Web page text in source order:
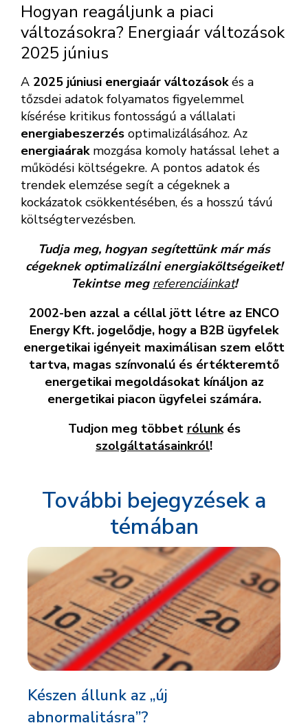
Hogyan reagáljunk a piaci
változásokra? Energiaár változások
2025 június
A 2025 júniusi energiaár változásokés a
tőzsdei adatok folyamatos figyelemmel
kísérése kritikus fontosságú a vállalati
energiabeszerzés optimalizálásához. Az
energiaárakmozgása komoly hatással lehet a
működési költségekre. A pontos adatok és
trendek elemzése segít a cégeknek a
kockázatok csökkentésében, és a hosszú távú
költségtervezésben.
Tudja meg, hogyan segítettünk már más
cégeknek optimalizálni energiaköltségeiket!
Tekintse meg referenciáinkat!
2002-ben azzal a céllal jött létre az ENCO
Energy Kft. jogelődje, hogy a B2B ügyfelek
energetikai igényeit maximálisan szem előtt
tartva, magas színvonalú és értékteremtő
energetikai megoldásokat kínáljon az
energetikai piacon ügyfelei számára.
Tudjon meg többet rólunkés
szolgáltatásainkról!
További bejegyzések a
témában
Készen állunk az „új
abnormalitásra”?